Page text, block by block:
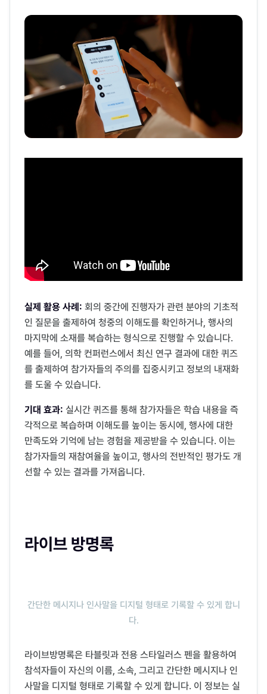
실제 활용 사례: 회의 중간에 진행자가 관련 분야의 기초적
인 질문을 출제하여 청중의 이해도를 확인하거나, 행사의
마지막에 소재를 복습하는 형식으로 진행할 수 있습니다.
예를 들어, 의학 컨퍼런스에서 최신 연구 결과에 대한 퀴즈
를 출제하여 참가자들의 주의를 집중시키고 정보의 내재화
를 도울 수 있습니다.
기대 효과: 실시간 퀴즈를 통해 참가자들은 학습 내용을 즉
각적으로 복습하며 이해도를 높이는 동시에, 행사에 대한
만족도와 기억에 남는 경험을 제공받을 수 있습니다. 이는
참가자들의 재참여율을 높이고, 행사의 전반적인 평가도 개
선할 수 있는 결과를 가져옵니다.
라이브 방명록
간단한 메시지나 인사말을 디지털 형태로 기록할 수 있게 합니
다.
라이브방명록은 타블릿과 전용 스타일러스 펜을 활용하여
참석자들이 자신의 이름, 소속, 그리고 간단한 메시지나 인
사말을 디지털 형태로 기록할 수 있게 합니다. 이 정보는 실